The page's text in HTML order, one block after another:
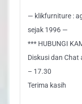
— klikfurniture :
sejak 1996 —
*** HUBUNGI
Diskusi dan Chat
– 17.30
Terima kasih